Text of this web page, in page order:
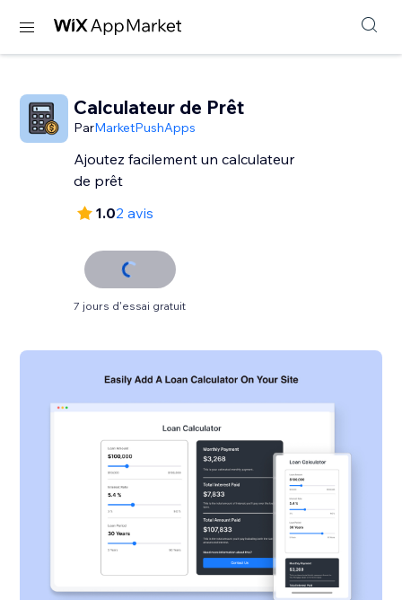
Calculateur de Prêt
ParMarketPushApps
Ajoutez facilement un calculateur
de prêt
1.02 avis
7 jours d'essai gratuit